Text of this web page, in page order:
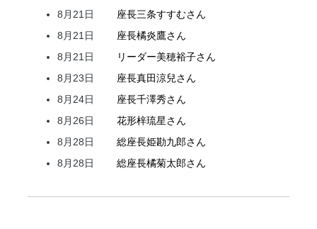
8月21日
座長三条すすむさん
8月21日
座長橘炎鷹さん
8月21日
リーダー美穂裕子さん
8月23日
座長真田涼兒さん
8月24日
座長千澤秀さん
8月26日
花形梓琉星さん
8月28日
総座長姫勘九郎さん
8月28日
総座長橘菊太郎さん